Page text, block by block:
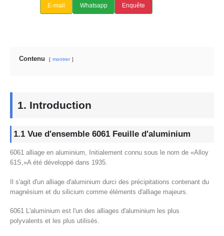
E-mail Whatsapp Enquête
Contenu montrer
1. Introduction
1.1 Vue d'ensemble 6061 Feuille d'aluminium
6061 alliage en aluminium, Initialement connu sous le nom de «Alloy
61S,»A été développé dans 1935.
Il s'agit d'un alliage d'aluminium durci des précipitations contenant du
magnésium et du silicium comme éléments d'alliage majeurs.
6061 L'aluminium est l'un des alliages d'aluminium les plus
polyvalents et les plus utilisés.